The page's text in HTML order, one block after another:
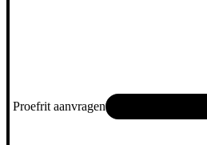
Proefrit aanvragen